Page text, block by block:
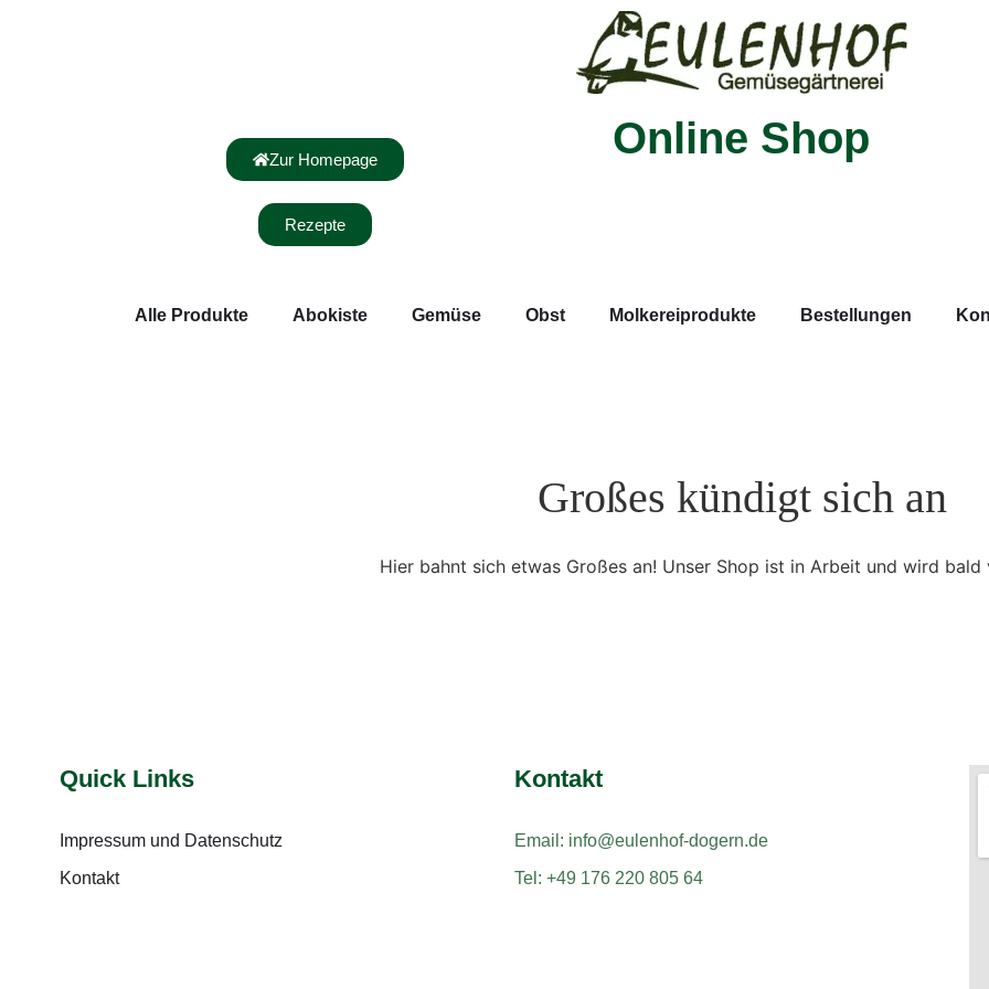
Zur Homepage
Rezepte
Online Shop
Alle Produkte Abokiste Gemüse Obst Molkereiprodukte Bestellungen
Großes kündigt sich an
Hier bahnt sich etwas Großes an! Unser Shop ist in Arbeit und wird
Quick Links
Impressum und Datenschutz
Kontakt
Kontakt
Email: info@eulenhof-dogern.de
Tel: +49 176 220 805 64